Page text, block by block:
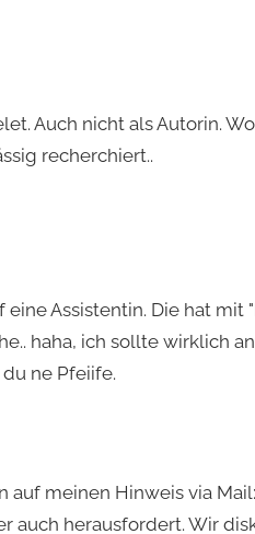
Auch nicht als Autorin.
recherchiert..
Assistentin. Die hat mit
haha, ich sollte wirklich
ne Pfeiife.
auf meinen Hinweis via
auch herausfordert. Wir